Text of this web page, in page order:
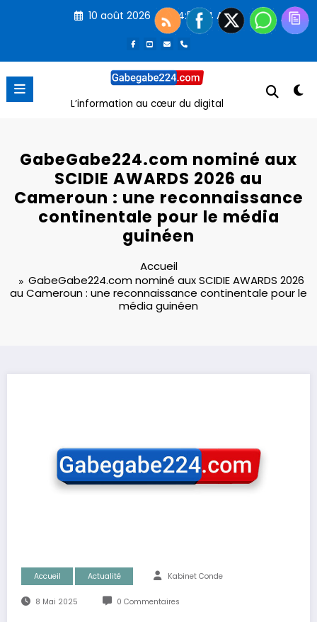
10 août 2026 4:50:25 AM
L’information au cœur du digital
GabeGabe224.com nominé aux
SCIDIE AWARDS 2026 au
Cameroun : une reconnaissance
continentale pour le média
guinéen
Accueil
GabeGabe224.com nominé aux SCIDIE AWARDS 2026
au Cameroun : une reconnaissance continentale pour le
média guinéen
Accueil Actualité Kabinet Conde
8 Mai 2025 0 Commentaires